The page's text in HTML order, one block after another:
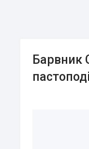
Барвник